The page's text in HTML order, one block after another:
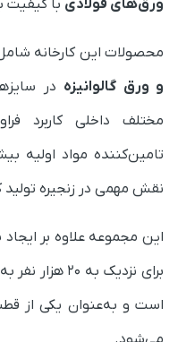
ورق‌های فولادی با کیفیت
محصولات این کارخانه
و ورق گالوانیزه در
مختلف داخلی کاربرد
نقش مهمی در زنجیره تولید
برای نزدیک
است و به‌عنوان یکی از